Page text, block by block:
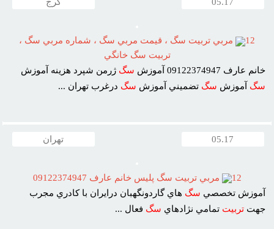
12
مربي تربيت سگ ، قيمت مربي سگ ، شماره مربي سگ ،
تربيت سگ خانگي
خانم عارف 09122374947 آموزش
سگ ژرمن شپرد هزينه آموزش
سگ آموزش سگ تضميني آموزش سگ درغرب تهران ...
05.17 تهران
12
مربي تربيت سگ پليس خانم عارف 09122374947
آموزش تخصصي سگ هاي گاردونگهبان درايران با کادري مجرب
جهتتربيت تمامي نژادهاي سگ فعال ...